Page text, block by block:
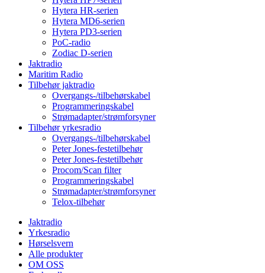
Hytera HR-serien
Hytera MD6-serien
Hytera PD3-serien
PoC-radio
Zodiac D-serien
Jaktradio
Maritim Radio
Tilbehør jaktradio
Overgangs-/tilbehørskabel
Programmeringskabel
Strømadapter/strømforsyner
Tilbehør yrkesradio
Overgangs-/tilbehørskabel
Peter Jones-festetilbehør
Peter Jones-festetilbehør
Procom/Scan filter
Programmeringskabel
Strømadapter/strømforsyner
Telox-tilbehør
Jaktradio
Yrkesradio
Hørselsvern
Alle produkter
OM OSS